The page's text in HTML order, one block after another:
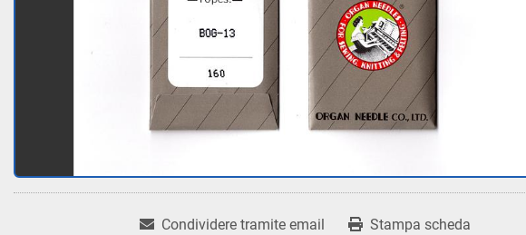
Condividere tramite email Stampa scheda